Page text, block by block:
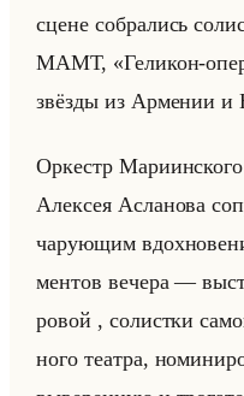
сцене со­бра­лись
МАМТ, «Геликон-
звёз­ды из Ар­ме­нии
Ор­кестр
Алек­сея Асла­но­ва
ча­ру­ющим
мен­тов ве­че­ра —
ро­вой , со­лист­ки
но­го те­ат­ра,